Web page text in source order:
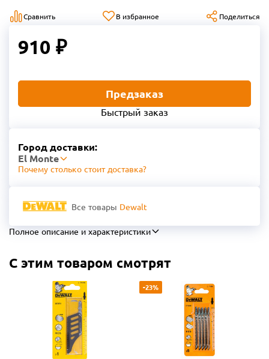
Сравнить В избранное Поделиться
910 ₽
Предзаказ
Быстрый заказ
Город доставки:
El Monte
Почему столько стоит доставка?
Все товары Dewalt
Полное описание и характеристики
С этим товаром смотрят
-23%